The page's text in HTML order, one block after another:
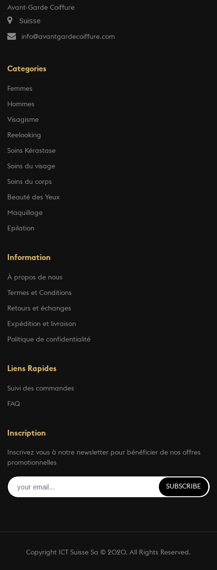
Avant-Garde Coiffure
Suisse
info@avantgardecoiffure.com
Categories
Femmes
Hommes
Visagisme
Reelooking
Soins Kérastase
Soins du visage
Soins du corps
Beauté des Yeux
Maquillage
Epilation
Information
À propos de nous
Termes et Conditions
Retours et échanges
Expédition et livraison
Politique de confidentialité
Liens Rapides
Suivi des commandes
FAQ
Inscription
Inscrivez vous à notre newsletter pour bénéficier de nos offres
promotionnelles
SUBSCRIBE
Copyright ICT Suisse Sa © 2020. All Rights Reserved.